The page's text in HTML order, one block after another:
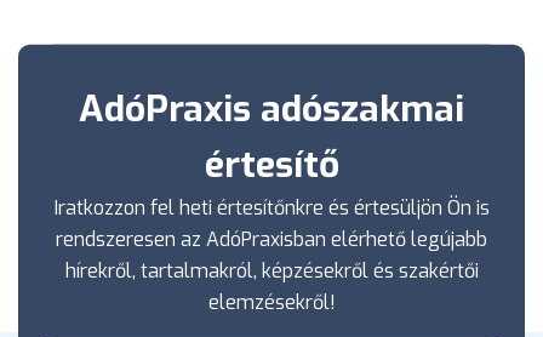
AdóPraxis adószakmai
értesítő
Iratkozzon fel heti értesítőnkre és értesüljön Ön is
rendszeresen az AdóPraxisban elérhető legújabb
hírekről, tartalmakról, képzésekről és szakértői
elemzésekről!